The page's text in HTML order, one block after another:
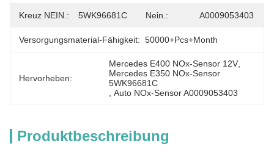
Kreuz NEIN.: 5WK96681C Nein.: A0009053403
Versorgungsmaterial-Fähigkeit: 50000+Pcs+Month
Hervorheben:
Mercedes E400 NOx-Sensor 12V
Mercedes E350 NOx-Sensor
5WK96681C
, Auto NOx-Sensor A0009053403
Produktbeschreibung